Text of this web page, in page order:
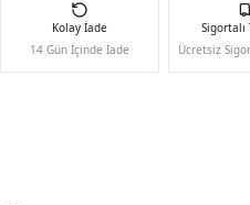
Kolay İade
14 Gün İçinde İade
Ücretsiz